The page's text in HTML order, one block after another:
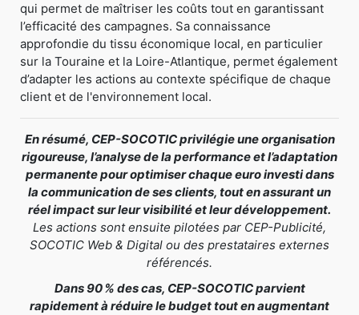
qui permet de maîtriser les coûts tout en garantissant
l’efficacité des campagnes. Sa connaissance
approfondie du tissu économique local, en particulier
sur la Touraine et la Loire-Atlantique, permet également
d’adapter les actions au contexte spécifique de chaque
client et de l'environnement local.
En résumé, CEP-SOCOTIC privilégie une organisation
rigoureuse, l’analyse de la performance et l’adaptation
permanente pour optimiser chaque euro investi dans
la communication de ses clients, tout en assurant un
réel impact sur leur visibilité et leur développement.
Les actions sont ensuite pilotées par CEP-Publicité,
SOCOTIC Web & Digital ou des prestataires externes
référencés.
Dans 90 % des cas, CEP-SOCOTIC parvient
rapidement à réduire le budget tout en augmentant